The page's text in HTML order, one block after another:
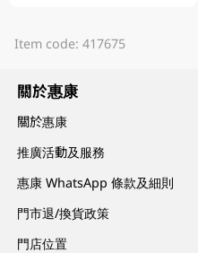
Item code: 417675
關於惠康
關於惠康
推廣活動及服務
惠康 WhatsApp 條款及細則
門市退/換貨政策
門店位置